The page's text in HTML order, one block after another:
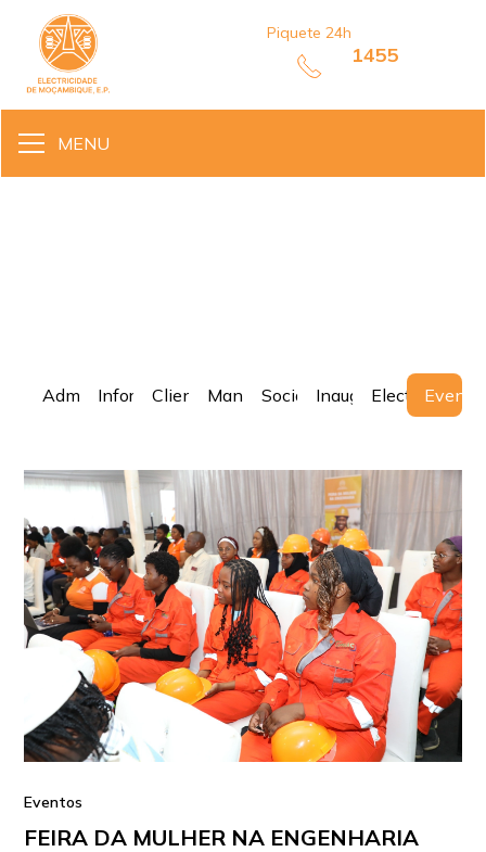
Piquete 24h
1455
MENU
Administração
Informativa
ClienteManutenção
Social InauguraçõesElectrificação
Eventos
FEIRA DA MULHER NA ENGENHARIA